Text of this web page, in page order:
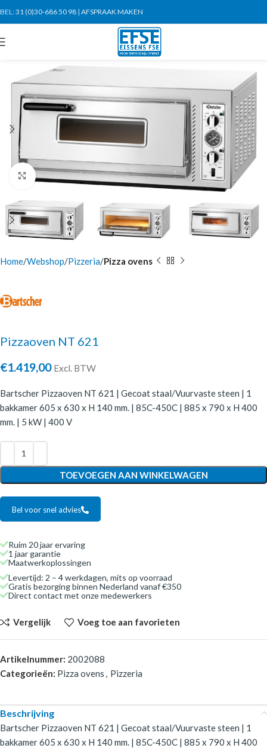
BEL:31 (0)30-686 50 98 | AFSPRAAK MAKEN
Click to enlarge
Home Webshop Pizzeria Pizza ovens
Pizzaoven NT 621
€1.419,00 Excl. BTW
Bartscher Pizzaoven NT 621 | Gecoat staal/Vuurvaste steen | 1
bakkamer 605 x 630 x H 140 mm. | 85C-450C | 885 x 790 x H 400
mm. | 5 kW | 400 V
TOEVOEGEN AAN WINKELWAGEN
Bel voor snel advies
Ruim 20 jaar ervaring
1 jaar garantie
Maatwerkoplossingen
Levertijd: 2 – 4 werkdagen, mits op voorraad
Gratis bezorging binnen Nederland vanaf €350
Direct contact met onze medewerkers
Vergelijk Voeg toe aan favorieten
Artikelnummer: 2002088
Categorieën: Pizza ovens , Pizzeria
Beschrijving
Bartscher Pizzaoven NT 621 | Gecoat staal/Vuurvaste steen | 1
bakkamer 605 x 630 x H 140 mm. | 85C-450C | 885 x 790 x H 400